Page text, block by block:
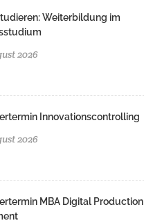
Weiterbildung im
2026
Innovationscontrolling
2026
MBA Digital Production